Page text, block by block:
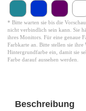
* Bitte warten sie bis die
nicht verbindlich sein kann. Sie
ihres Monitors. Für eine genaue
Farbkarte an. Bitte stellen sie
Hintergrundfarbe ein, damit sie
Farbe darauf aussehen werden.
Beschreibung